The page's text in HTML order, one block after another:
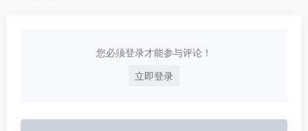
您必须登录才能参与评论！
立即登录